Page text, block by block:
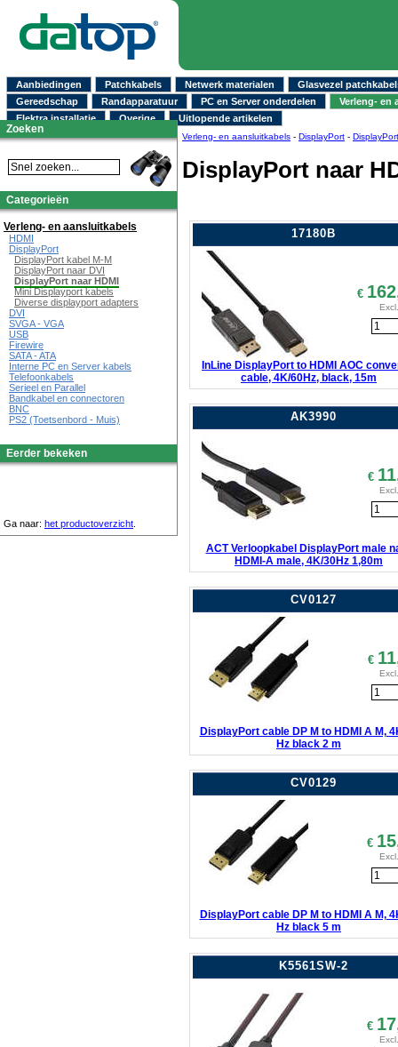
Aanbiedingen Patchkabels Netwerk materialen
Glasvezel
Gereedschap
Randapparatuur PC en Server onderdelen
Verleng- en
Elektra installatie
Overige Uitlopende artikelen
Verleng- en aansluitkabels - DisplayPort -
DisplayPort naar
17180B
€
InLine DisplayPort to HDMI AOC
cable, 4K/60Hz, black, 15m
AK3990
€
ACT Verloopkabel DisplayPort male
HDMI-A male, 4K/30Hz 1,80m
CV0127
€
DisplayPort cable DP M to HDMI A M,
Hz black 2 m
CV0129
€
DisplayPort cable DP M to HDMI A M,
Hz black 5 m
K5561SW-2
€
Zoeken
Categorieën
Verleng- en aansluitkabels
HDMI
DisplayPort
DisplayPort kabel M-M
DisplayPort naar DVI
DisplayPort naar HDMI
Mini Displayport kabels
Diverse displayport adapters
DVI
SVGA - VGA
USB
Firewire
SATA - ATA
Interne PC en Server kabels
Telefoonkabels
Serieel en Parallel
Bandkabel en connectoren
BNC
PS2 (Toetsenbord - Muis)
Eerder bekeken
Ga naar: het productoverzicht